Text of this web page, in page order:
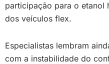
participação para o etanol
dos veículos flex.
Especialistas lembram
com a instabilidade do